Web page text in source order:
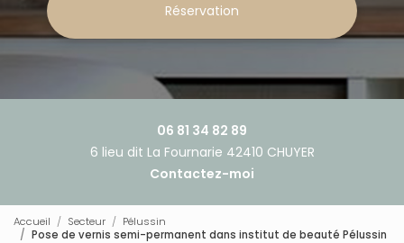
Réservation
06 81 34 82 89
6 lieu dit La Fournarie 42410 CHUYER
Contactez-moi
Accueil Secteur
Pélussin
Pose de vernis semi-permanent dans institut de beauté Pélussin